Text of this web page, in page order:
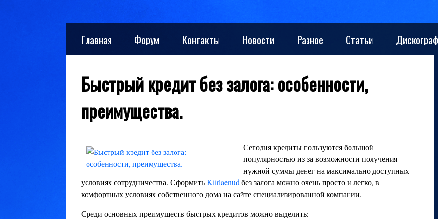
content
Главная Форум Контакты Новости Разное Статьи
Быстрый кредит без залога: особенности,
преимущества.
Сегодня кредиты пользуются большой
популярностью из-за возможности получения
нужной суммы денег на максимально доступных
условиях сотрудничества. ОформитьKiirlaenud без залога можно очень просто и легко, в
комфортных условиях собственного дома на сайте специализированной компании.
Среди основных преимуществ быстрых кредитов можно выделить: